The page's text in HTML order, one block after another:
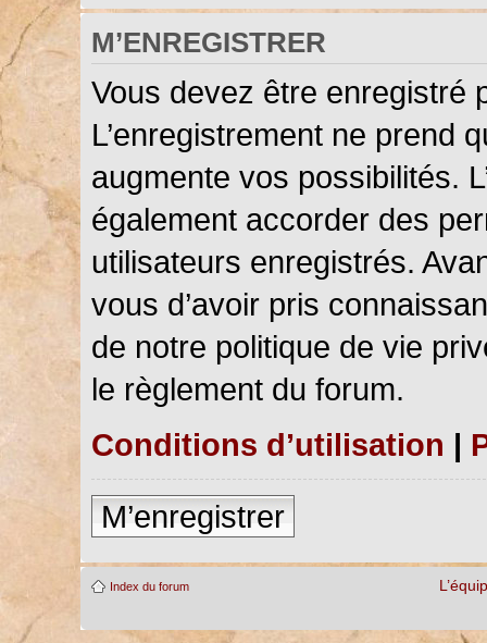
M’ENREGISTRER
Vous devez être enregistré
L’enregistrement ne prend
augmente vos possibilités.
également accorder des
utilisateurs enregistrés.
vous d’avoir pris
de notre politique de vie
le règlement du forum.
Conditions d’utilisation |
M’enregistrer
Index du forum